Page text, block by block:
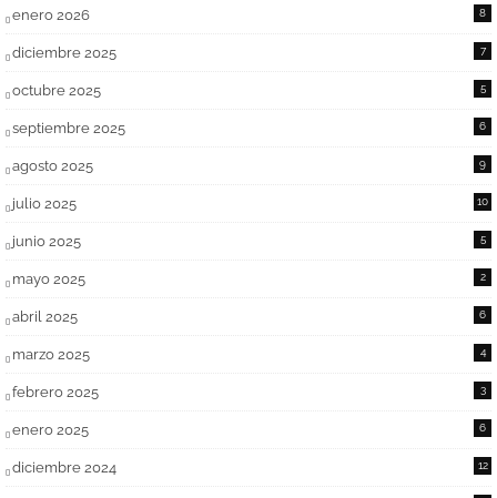
enero 2026 8
diciembre 2025 7
octubre 2025 5
septiembre 2025 6
agosto 2025 9
julio 2025 10
junio 2025 5
mayo 2025 2
abril 2025 6
marzo 2025 4
febrero 2025 3
enero 2025 6
diciembre 2024 12